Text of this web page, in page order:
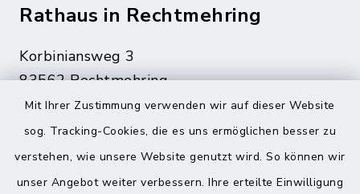
Mit Ihrer Zustimmung verwenden wir auf dieser Website
sog. Tracking-Cookies, die es uns ermöglichen besser zu
verstehen, wie unsere Website genutzt wird. So können wir
unser Angebot weiter verbessern. Ihre erteilte Einwilligung
Rathaus in Rechtmehring
Korbiniansweg 3
83562 Rechtmehring
08076 499
08076 8595
poststelle@vg-maitenbeth.de